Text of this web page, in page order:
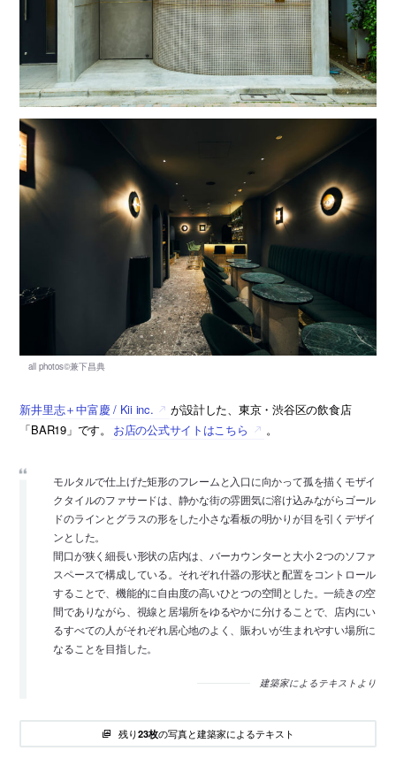
新井里志＋中富慶 / Kii inc.
が設計した、東京・渋谷区の飲食店
「BAR19」です。
お店の公式サイトはこちら 。
モルタルで仕上げた矩形のフレームと入口に向かって孤を描くモザイ
クタイルのファサードは、静かな街の雰囲気に溶け込みながらゴール
ドのラインとグラスの形をした小さな看板の明かりが目を引くデザイ
ンとした。
間口が狭く細長い形状の店内は、バーカウンターと大小２つのソファ
スペースで構成している。それぞれ什器の形状と配置をコントロール
することで、機能的に自由度の高いひとつの空間とした。一続きの空
間でありながら、視線と居場所をゆるやかに分けることで、店内にい
るすべての人がそれぞれ居心地のよく、賑わいが生まれやすい場所に
なることを目指した。
建築家によるテキストより
残り23枚の写真と建築家によるテキスト